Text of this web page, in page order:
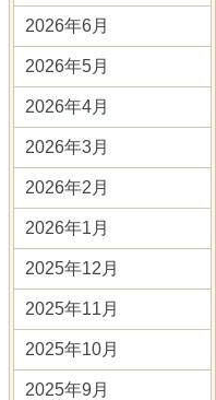
2026年6月
2026年5月
2026年4月
2026年3月
2026年2月
2026年1月
2025年12月
2025年11月
2025年10月
2025年9月